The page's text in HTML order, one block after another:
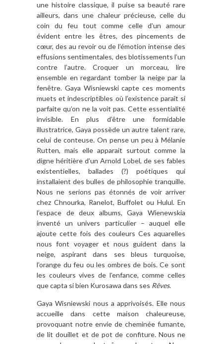
une histoire classique, il puise sa beauté rare
ailleurs, dans une chaleur précieuse, celle du
coin du feu tout comme celle d’un amour
évident entre les êtres, des pincements de
cœur, des au revoir ou de l’émotion intense des
effusions sentimentales, des blotissements l’un
contre l’autre. Croquer un morceau, lire
ensemble en regardant tomber la neige par la
fenêtre. Gaya Wisniewski capte ces moments
muets et indescriptibles où l’existence paraît si
parfaite qu’on ne la voit pas. Cette essentialité
invisible. En plus d’être une formidable
illustratrice, Gaya possède un autre talent rare,
celui de conteuse. On pense un peu à Mélanie
Rutten, mais elle apparait surtout comme la
digne héritière d’un Arnold Lobel, de ses fables
existentielles, ballades (?) poétiques qui
installaient des bulles de philosophie tranquille.
Nous ne serions pas étonnés de voir arriver
chez Chnourka, Ranelot, Buffolet ou Hulul. En
l’espace de deux albums, Gaya Wienewskia
inventé un univers particulier – auquel elle
ajoute cette fois des couleurs Ces aquarelles
nous font voyager et nous guident dans la
neige, aspirant dans ses bleus turquoise,
l’orange du feu ou les ombres de bois. Ce sont
les couleurs vives de l’enfance, comme celles
que capta si bien Kurosawa dans ses Rêves.
Gaya Wisniewski nous a apprivoisés. Elle nous
accueille dans cette maison chaleureuse,
provoquant notre envie de cheminée fumante,
de lit douillet et de pot de confiture. Nous ne